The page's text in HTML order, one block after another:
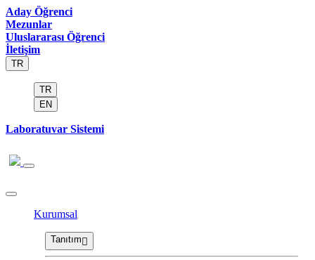
Aday Öğrenci
Mezunlar
Uluslararası Öğrenci
İletişim
TR
TR
EN
Laboratuvar Sistemi
Kurumsal
Tanıtım